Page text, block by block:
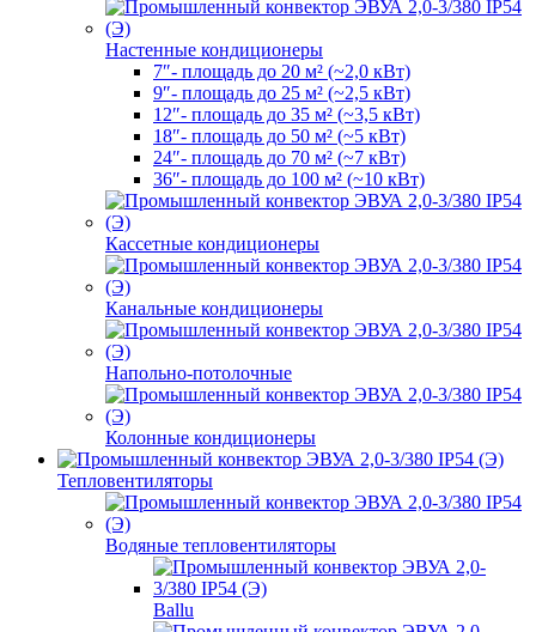
Настенные кондиционеры
7″- площадь до 20 м² (~2,0 кВт)
9″- площадь до 25 м² (~2,5 кВт)
12″- площадь до 35 м² (~3,5 кВт)
18″- площадь до 50 м² (~5 кВт)
24″- площадь до 70 м² (~7 кВт)
36″- площадь до 100 м² (~10 кВт)
Кассетные кондиционеры
Канальные кондиционеры
Напольно-потолочные
Колонные кондиционеры
Тепловентиляторы
Водяные тепловентиляторы
Ballu